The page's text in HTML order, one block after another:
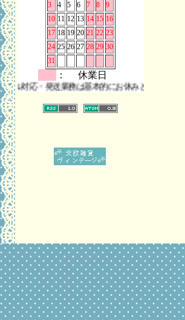
3
4 5 6 7 8
9
10 11 12 13 14 15 16
17 18 19 20 21 22 23
24 25 26 27 28 29 30
31
： 休業日
発送業務は基本的にお休みとさせていただき